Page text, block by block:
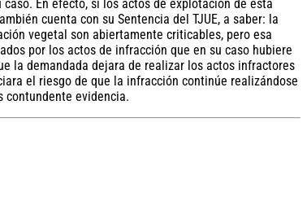
En efecto, si los actos de explotación de esta
cuenta con su Sentencia del TJUE, a saber: la
vegetal son abiertamente criticables, pero esa
por los actos de infracción que en su caso hubiere
la demandada dejara de realizar los actos infractores
el riesgo de que la infracción continúe realizándose
contundente evidencia.